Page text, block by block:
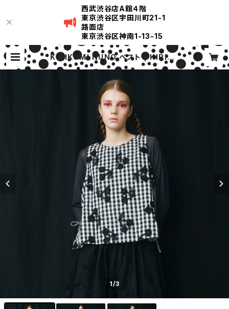
西武渋谷店A館４階
東京渋谷区宇田川町21-1
路面店
東京渋谷区神南1-13-15
KIRIKOMI NUNO ベスト | KIRIKO
MI
1/3